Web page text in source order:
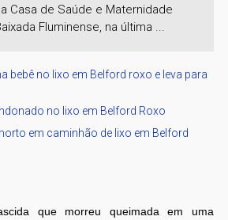
Casa de Saúde e Maternidade
Fluminense, na última ...
bebê no lixo em Belford roxo e leva para
no lixo em Belford Roxo
em caminhão de lixo em Belford
que morreu queimada em uma